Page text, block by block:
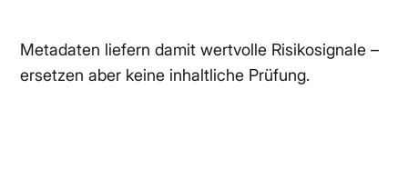
Metadaten liefern damit wertvolle Risikosignale –
ersetzen aber keine inhaltliche Prüfung.